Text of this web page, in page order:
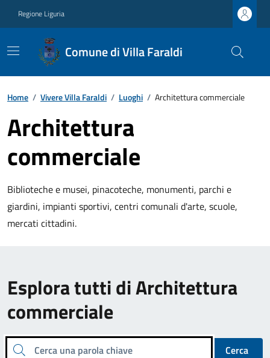
Regione Liguria
Comune di Villa Faraldi
Home / Vivere Villa Faraldi / Luoghi / Architettura commerciale
Architettura
commerciale
Biblioteche e musei, pinacoteche, monumenti, parchi e
giardini, impianti sportivi, centri comunali d'arte, scuole,
mercati cittadini.
Esplora tutti di Architettura
commerciale
Cerca una parola chiave
Cerca